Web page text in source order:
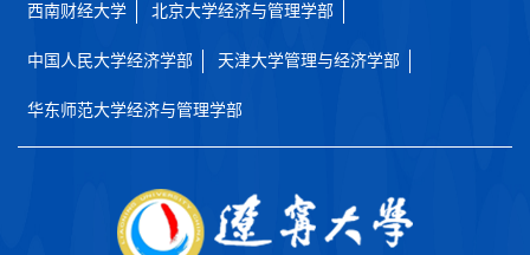
西南财经大学 北京大学经济与管理学部
中国人民大学经济学部 天津大学管理与经济学部
华东师范大学经济与管理学部